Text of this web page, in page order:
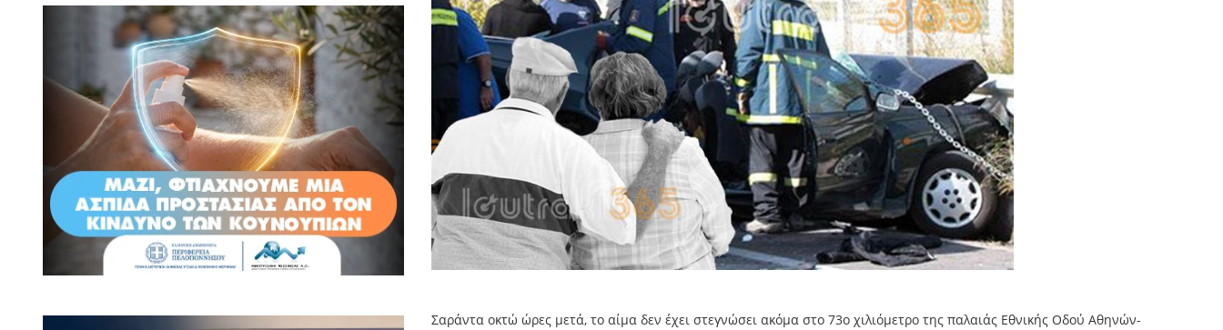
Σαράντα οκτώ ώρες μετά, το αίμα δεν έχει στεγνώσει ακόμα στο 73ο χιλιόμετρο της παλαιάς Εθνικής Οδού Αθηνών-